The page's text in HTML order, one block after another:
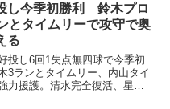
し今季初勝利 鈴木プロ
とタイムリーで攻守で奥
る
投し6回1失点無四球で今季初
3ランとタイムリー、内山タイ
力援護。清水完全復活、星か